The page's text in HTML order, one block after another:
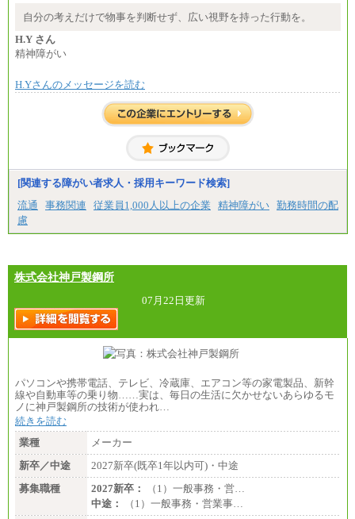
自分の考えだけで物事を判断せず、広い視野を持った行動を。
H.Y さん
精神障がい
H.Yさんのメッセージを読む
[関連する障がい者求人・採用キーワード検索]
流通
事務関連 従業員1,000人以上の企業 精神障がい 勤務時間の配
慮
株式会社神戸製鋼所
07月22日更新
パソコンや携帯電話、テレビ、冷蔵庫、エアコン等の家電製品、新幹
線や自動車等の乗り物……実は、毎日の生活に欠かせないあらゆるモ
ノに神戸製鋼所の技術が使われ…
続きを読む
業種
メーカー
新卒／中途
2027新卒(既卒1年以内可)・中途
募集職種
2027新卒：
（1）一般事務・営…
中途：
（1）一般事務・営業事…